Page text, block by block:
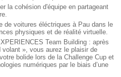
la cohésion d'équipe en partageant
de voitures éléctriques à Pau dans le
physiques et de réalité virtuelle.
Team Building : après
», vous aurez le plaisir de
bolide lors de la Challenge Cup et
numériques par le biais d’une